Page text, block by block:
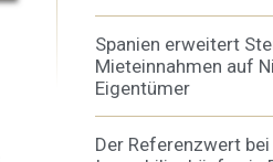
Spanien erweitert
Mieteinnahmen auf
Eigentümer
Der Referenzwert bei
zu
des
und